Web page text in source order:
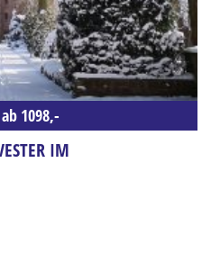
Silvesterreise
1098,-
IM